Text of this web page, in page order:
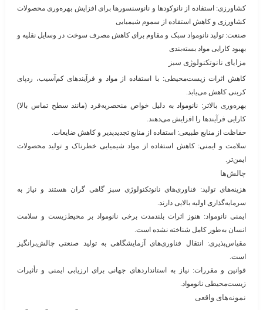
کشاورزی: استفاده از نانوکودها و نانوسنسورها برای افزایش بهره‌وری محصولات
کشاورزی و کاهش استفاده از سموم شیمیایی
صنعت: تولید نانومواد سبک و مقاوم برای کاهش مصرف سوخت در وسایل نقلیه و
بهبود کارایی مواد بسته‌بندی
مزایای نانوتکنولوژی سبز
کاهش اثرات زیست‌محیطی: با استفاده از مواد و فرآیندهای کم‌آسیب، ردپای
کربنی کاهش می‌یابد.
بهره‌وری بالاتر : نانومواد به دلیل خواص منحصربه‌فرد (مانند سطح تماس بالا)
کارایی فرآیندها را افزایش می‌دهند.
حفاظت از منابع طبیعی: استفاده از منابع تجدیدپذیر و کاهش ضایعات.
سلامت و ایمنی: کاهش استفاده از مواد شیمیایی خطرناک و تولید محصولات
ایمن‌تر.
چالش‌ها
هزینه‌های تولید: فناوری‌های نانوتکنولوژی سبز گاهی گران هستند و نیاز به
سرمایه‌گذاری اولیه بالایی دارند.
ایمنی نانومواد: هنوز اثرات بلندمدت برخی نانومواد بر محیط‌زیست و سلامت
انسان به‌طور کامل شناخته نشده است.
مقیاس‌پذیری: انتقال فناوری‌های آزمایشگاهی به تولید صنعتی چالش‌برانگیز
است.
قوانین و مقررات: نیاز به استانداردهای جهانی برای ارزیابی ایمنی و تأثیرات
زیست‌محیطی نانومواد.
نمونه‌های واقعی